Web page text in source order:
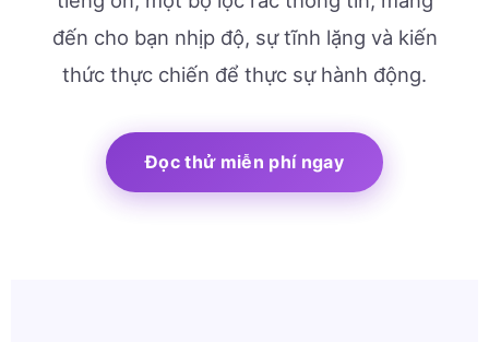
đến cho bạn nhịp độ, sự tĩnh lặng và kiến
thức thực chiến để thực sự hành động.
Đọc thử miễn phí ngay